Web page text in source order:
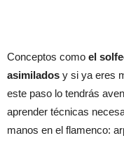
Conceptos como el
asimilados y si ya eres
este paso lo tendrás
aprender técnicas
manos en el flamenco: